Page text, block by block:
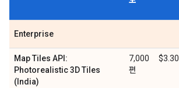
Enterprise
Map Tiles API:
Photorealistic 3D Tiles
(India)
7,000
편
$3.30